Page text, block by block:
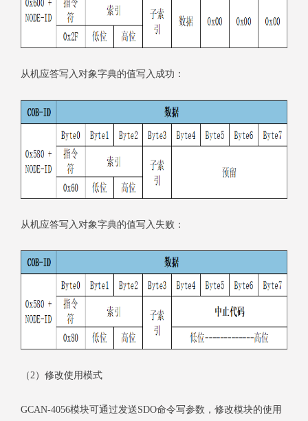
从机应答写入对象字典的值写入成功：
从机应答写入对象字典的值写入失败：
（2）修改使用模式
GCAN-4056模块可通过发送SDO命令写参数，修改模块的使用